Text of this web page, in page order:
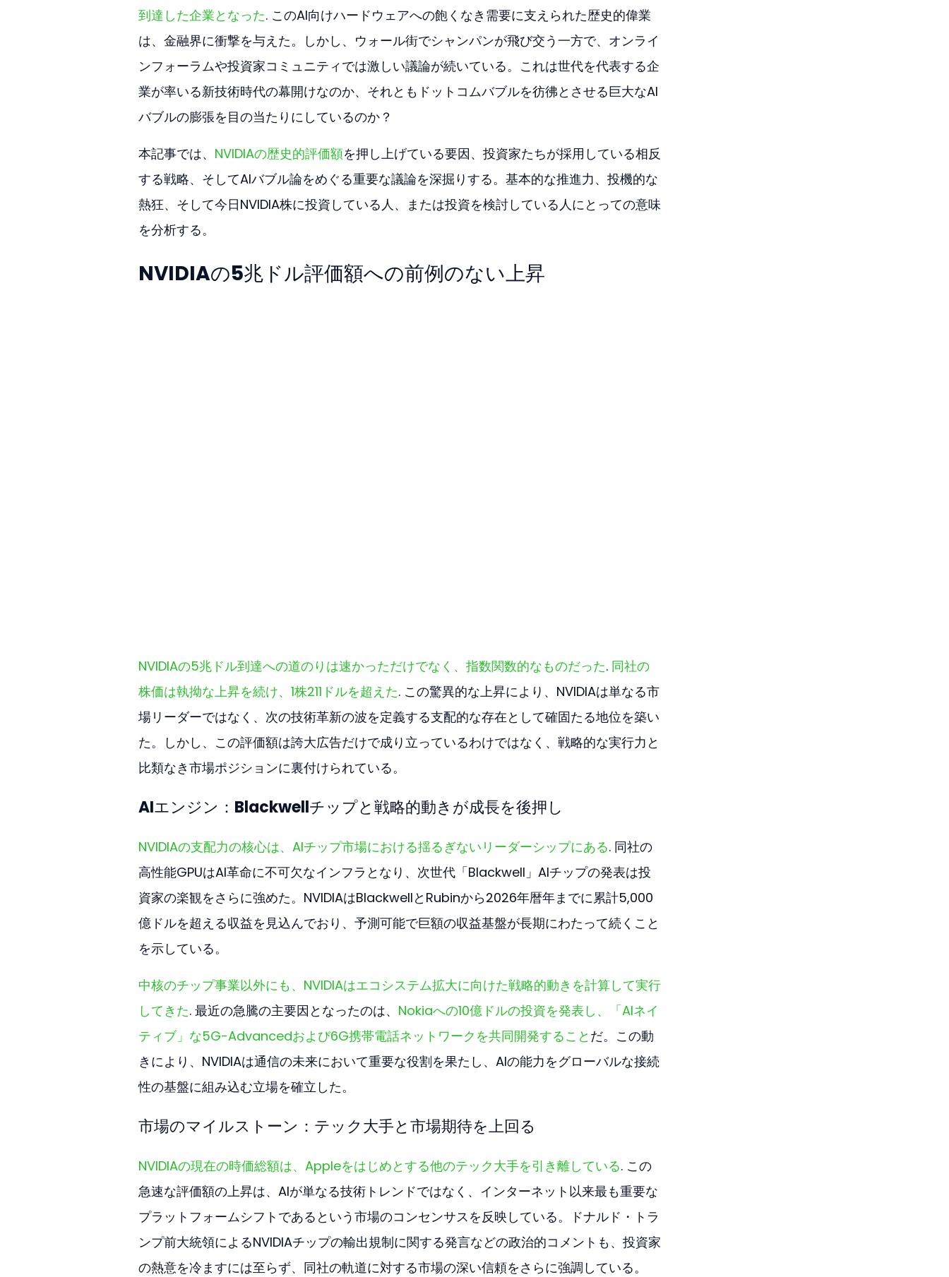
到達した企業となった. このAI向けハードウェアへの飽くなき需要に支えられた歴史的偉業
は、金融界に衝撃を与えた。しかし、ウォール街でシャンパンが飛び交う一方で、オンライ
ンフォーラムや投資家コミュニティでは激しい議論が続いている。これは世代を代表する企
業が率いる新技術時代の幕開けなのか、それともドットコムバブルを彷彿とさせる巨大なAI
バブルの膨張を目の当たりにしているのか？
本記事では、 NVIDIAの歴史的評価額を押し上げている要因、投資家たちが採用している相反
する戦略、そしてAIバブル論をめぐる重要な議論を深掘りする。基本的な推進力、投機的な
熱狂、そして今日NVIDIA株に投資している人、または投資を検討している人にとっての意味
を分析する。
NVIDIAの5兆ドル評価額への前例のない上昇
NVIDIAの5兆ドル到達への道のりは速かっただけでなく、指数関数的なものだった. 同社の
株価は執拗な上昇を続け、1株211ドルを超えた. この驚異的な上昇により、NVIDIAは単なる市
場リーダーではなく、次の技術革新の波を定義する支配的な存在として確固たる地位を築い
た。しかし、この評価額は誇大広告だけで成り立っているわけではなく、戦略的な実行力と
比類なき市場ポジションに裏付けられている。
AIエンジン：Blackwellチップと戦略的動きが成長を後押し
NVIDIAの支配力の核心は、AIチップ市場における揺るぎないリーダーシップにある. 同社の
高性能GPUはAI革命に不可欠なインフラとなり、次世代「Blackwell」AIチップの発表は投
資家の楽観をさらに強めた。NVIDIAはBlackwellとRubinから2026年暦年までに累計5,000
億ドルを超える収益を見込んでおり、予測可能で巨額の収益基盤が長期にわたって続くこと
を示している。
中核のチップ事業以外にも、NVIDIAはエコシステム拡大に向けた戦略的動きを計算して実行
してきた. 最近の急騰の主要因となったのは、 Nokiaへの10億ドルの投資を発表し、「AIネイ
ティブ」な5G-Advancedおよび6G携帯電話ネットワークを共同開発すること だ。この動
きにより、NVIDIAは通信の未来において重要な役割を果たし、AIの能力をグローバルな接続
性の基盤に組み込む立場を確立した。
市場のマイルストーン：テック大手と市場期待を上回る
NVIDIAの現在の時価総額は、Appleをはじめとする他のテック大手を引き離している. この
急速な評価額の上昇は、AIが単なる技術トレンドではなく、インターネット以来最も重要な
プラットフォームシフトであるという市場のコンセンサスを反映している。ドナルド・トラ
ンプ前大統領によるNVIDIAチップの輸出規制に関する発言などの政治的コメントも、投資家
の熱意を冷ますには至らず、同社の軌道に対する市場の深い信頼をさらに強調している。